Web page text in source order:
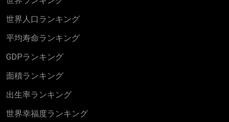
世界人口ランキング
平均寿命ランキング
GDPランキング
面積ランキング
出生率ランキング
世界幸福度ランキング